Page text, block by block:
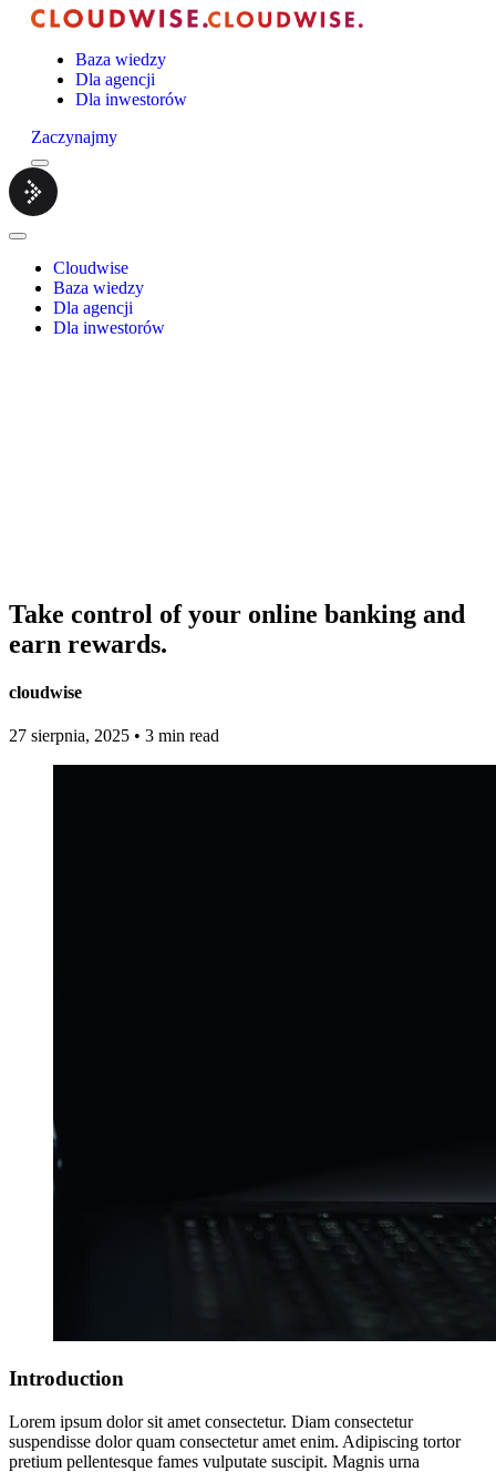
Baza wiedzy
Dla agencji
Dla inwestorów
Zaczynajmy
Menu
Cloudwise.
Close
Cloudwise
Baza wiedzy
Dla agencji
Dla inwestorów
Take control of your online banking and
earn rewards.
cloudwise
27 sierpnia, 2025 • 3 min read
Introduction
Lorem ipsum dolor sit amet consectetur. Diam consectetur
suspendisse dolor quam consectetur amet enim. Adipiscing tortor
pretium pellentesque fames vulputate suscipit. Magnis urna